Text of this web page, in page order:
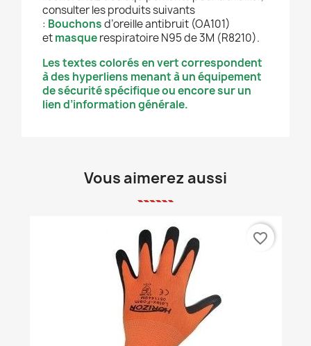
consulter les produits suivants
: Bouchonsd’oreille antibruit (OA101)
etmasquerespiratoire N95 de 3M (R8210).
Les textes colorés en vert correspondent
à des hyperliens menant à un équipement
de sécurité spécifique ou encore sur un
lien d’information générale.
Vous aimerez aussi
favorite_border